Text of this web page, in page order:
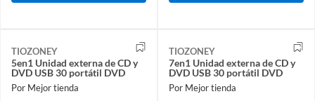
TIOZONEY
5en1 Unidad externa de CD y
DVD USB 30 portátil DVD
Por Mejor tienda
TIOZONEY
7en1 Unidad externa de CD y
DVD USB 30 portátil DVD
Por Mejor tienda